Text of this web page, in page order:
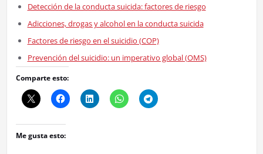
Detección de la conducta suicida: factores de riesgo
Adicciones, drogas y alcohol en la conducta suicida
Factores de riesgo en el suicidio (COP)
Prevención del suicidio: un imperativo global (OMS)
Comparte esto:
Me gusta esto: